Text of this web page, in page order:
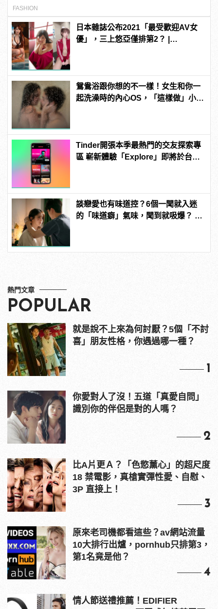
FASHION
日本雜誌公布2021「最受歡迎AV女
優」，三上悠亞僅排第2？ |
鴛鴦浴跟你想的不一樣！女生和你一
起洗澡時的內心OS，「這樣做」小心
Tinder開張本季最熱門的交友探索專
區 嶄新體驗「Explore」即將於台灣
談戀愛也有味道控？6個一聞就入迷
的「味道癖」氣味，聞到就吸爆？ |
熱門文章
POPULAR
就是說不上來為何討厭？5個「不討
喜」朋友性格，你遇過哪一種？
1
你愛對人了沒！五道「真愛自問」
識別你的伴侶是對的人嗎？
2
比A片更Ａ？「色慾薰心」的超尺度
18 禁電影，真槍實彈性愛、自慰、
3P 直接上！
3
原來老司機都看這些？av網站流量
10大排行出爐，pornhub只排第3，
第1名竟是他？
4
情人節送禮推薦！EDIFIER